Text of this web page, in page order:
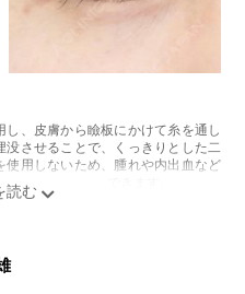
、皮膚から瞼板にかけて糸を通し
させることで、くっきりとした二
用しないため、腫れや内出血など
仕上がりが期待できます。
れらの症状は通常数日〜1週間ほど
ます。また、稀に細菌感染症、左
の露出、結膜腫脹などが生じるこ